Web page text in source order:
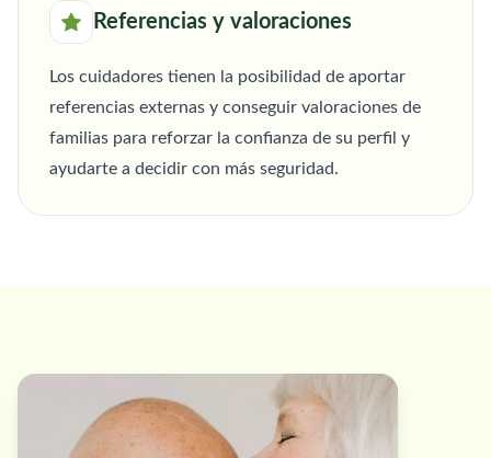
Referencias y valoraciones
Los cuidadores tienen la posibilidad de aportar
referencias externas y conseguir valoraciones de
familias para reforzar la confianza de su perfil y
ayudarte a decidir con más seguridad.